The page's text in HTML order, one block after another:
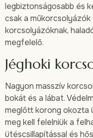
legbiztonságosabb és
csak a műkorcsolyázók
korcsolyázóknak,
megfelelő.
Jéghoki
Nagyon masszív
bokát és a lábat.
meglőtt korong okozta
meg kell felelniük a
ütéscsillapítással és